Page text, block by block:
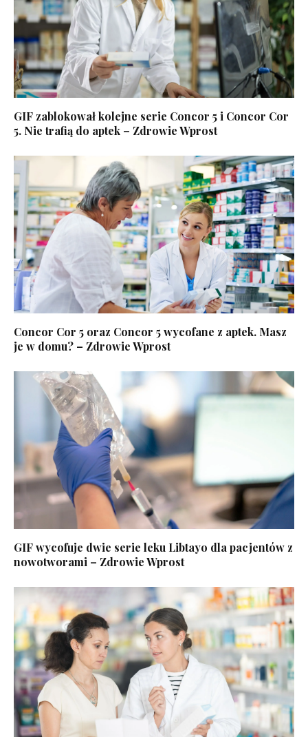
GIF zablokował kolejne serie Concor 5 i Concor Cor
5. Nie trafią do aptek – Zdrowie Wprost
Concor Cor 5 oraz Concor 5 wycofane z aptek. Masz
je w domu? – Zdrowie Wprost
GIF wycofuje dwie serie leku Libtayo dla pacjentów z
nowotworami – Zdrowie Wprost